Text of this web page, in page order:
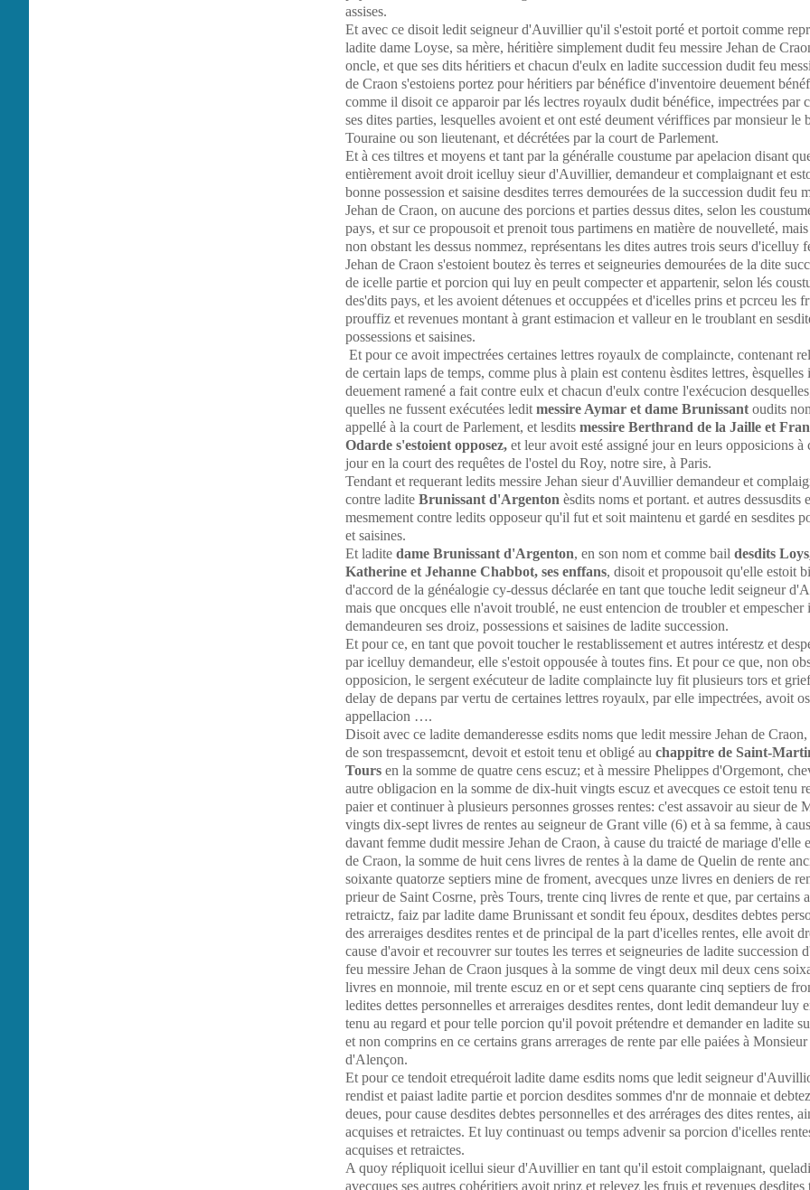
assises.
Et avec ce disoit ledit seigneur d'Auvillier qu'il s'estoit porté et portoit comme
ladite dame Loyse, sa mère, héritière simplement dudit feu messire Jehan de
oncle, et que ses dits héritiers et chacun d'eulx en ladite succession dudit feu
de Craon s'estoiens portez pour héritiers par bénéfice d'inventoire deuement
comme il disoit ce apparoir par lés lectres royaulx dudit bénéfice, impectrées par
ses dites parties, lesquelles avoient et ont esté deument vériffices par monsieur le
Touraine ou son lieutenant, et décrétées par la court de Parlement.
Et à ces tiltres et moyens et tant par la généralle coustume par apelacion disant
entièrement avoit droit icelluy sieur d'Auvillier, demandeur et complaignant et
bonne possession et saisine desdites terres demourées de la succession dudit feu
Jehan de Craon, on aucune des porcions et parties dessus dites, selon les
pays, et sur ce propousoit et prenoit tous partimens en matière de nouvelleté,
non obstant les dessus nommez, représentans les dites autres trois seurs d'icelluy
Jehan de Craon s'estoient boutez ès terres et seigneuries demourées de la dite
de icelle partie et porcion qui luy en peult compecter et appartenir, selon lés
des'dits pays, et les avoient détenues et occuppées et d'icelles prins et pcrceu les
prouffiz et revenues montant à grant estimacion et valleur en le troublant en
possessions et saisines.
Et pour ce avoit impectrées certaines lettres royaulx de complaincte, contenant
de certain laps de temps, comme plus à plain est contenu èsdites lettres,
deuement ramené a fait contre eulx et chacun d'eulx contre l'exécucion
quelles ne fussent exécutées ledit messire Aymar et dame Brunissant oudits
appellé à la court de Parlement, et lesdits messire Berthrand de la Jaille et
Odarde s'estoient opposez, et leur avoit esté assigné jour en leurs opposicions à
jour en la court des requêtes de l'ostel du Roy, notre sire, à Paris.
Tendant et requerant ledits messire Jehan sieur d'Auvillier demandeur et
contre ladite Brunissant d'Argenton èsdits noms et portant. et autres dessusdits
mesmement contre ledits opposeur qu'il fut et soit maintenu et gardé en sesdites
et saisines.
Et ladite dame Brunissant d'Argenton, en son nom et comme bail desdits
Katherine et Jehanne Chabbot, ses enffans, disoit et propousoit qu'elle estoit
d'accord de la généalogie cy-dessus déclarée en tant que touche ledit seigneur
mais que oncques elle n'avoit troublé, ne eust entencion de troubler et empescher
demandeuren ses droiz, possessions et saisines de ladite succession.
Et pour ce, en tant que povoit toucher le restablissement et autres intérestz et
par icelluy demandeur, elle s'estoit oppousée à toutes fins. Et pour ce que, non
opposicion, le sergent exécuteur de ladite complaincte luy fit plusieurs tors et
delay de depans par vertu de certaines lettres royaulx, par elle impectrées, avoit
appellacion ….
Disoit avec ce ladite demanderesse esdits noms que ledit messire Jehan de
de son trespassemcnt, devoit et estoit tenu et obligé au chappitre de Saint-
Tours en la somme de quatre cens escuz; et à messire Phelippes d'Orgemont,
autre obligacion en la somme de dix-huit vingts escuz et avecques ce estoit tenu
paier et continuer à plusieurs personnes grosses rentes: c'est assavoir au sieur de
vingts dix-sept livres de rentes au seigneur de Grant ville (6) et à sa femme, à
davant femme dudit messire Jehan de Craon, à cause du traicté de mariage d'elle
de Craon, la somme de huit cens livres de rentes à la dame de Quelin de rente
soixante quatorze septiers mine de froment, avecques unze livres en deniers de
prieur de Saint Cosrne, près Tours, trente cinq livres de rente et que, par certains
retraictz, faiz par ladite dame Brunissant et sondit feu époux, desdites debtes
des arreraiges desdites rentes et de principal de la part d'icelles rentes, elle avoit
cause d'avoir et recouvrer sur toutes les terres et seigneuries de ladite succession
feu messire Jehan de Craon jusques à la somme de vingt deux mil deux cens
livres en monnoie, mil trente escuz en or et sept cens quarante cinq septiers de
ledites dettes personnelles et arreraiges desdites rentes, dont ledit demandeur luy
tenu au regard et pour telle porcion qu'il povoit prétendre et demander en ladite
et non comprins en ce certains grans arrerages de rente par elle paiées à Monsieur
d'Alençon.
Et pour ce tendoit etrequéroit ladite dame esdits noms que ledit seigneur
rendist et paiast ladite partie et porcion desdites sommes d'nr de monnaie et
deues, pour cause desdites debtes personnelles et des arrérages des dites rentes,
acquises et retraictes. Et luy continuast ou temps advenir sa porcion d'icelles
acquises et retraictes.
A quoy répliquoit icellui sieur d'Auvillier en tant qu'il estoit complaignant,
avecques ses autres cohéritiers avoit prinz et relevez les fruis et revenues desdites